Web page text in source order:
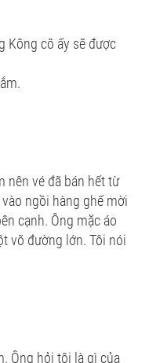
Kông cô ấy sẽ được
nên vé đã bán hết từ
ngồi hàng ghế mời
cạnh. Ông mặc áo
võ đường lớn. Tôi nói
Ông hỏi tôi là gì của